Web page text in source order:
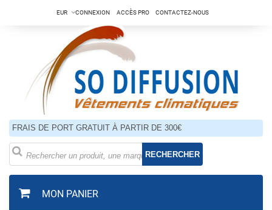
EUR CONNEXION ACCÈS PRO CONTACTEZ-NOUS
FRAIS DE PORT GRATUIT À PARTIR DE 300€
RECHERCHER
MON PANIER